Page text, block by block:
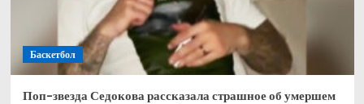
Баскетбол
Поп-звезда Седокова рассказала страшное об умершем